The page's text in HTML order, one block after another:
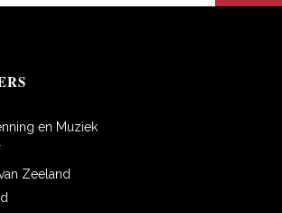
en Muziek
Zeeland